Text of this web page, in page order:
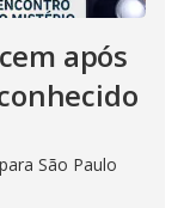
após
São Paulo